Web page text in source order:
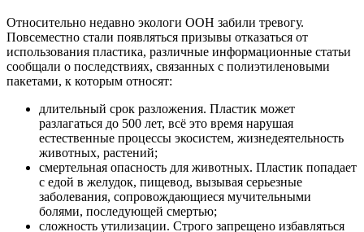
Относительно недавно экологи ООН забили тревогу.
Повсеместно стали появляться призывы отказаться от
использования пластика, различные информационные статьи
сообщали о последствиях, связанных с полиэтиленовыми
пакетами, к которым относят:
длительный срок разложения. Пластик может
разлагаться до 500 лет, всё это время нарушая
естественные процессы экосистем, жизнедеятельность
животных, растений;
смертельная опасность для животных. Пластик попадает
с едой в желудок, пищевод, вызывая серьезные
заболевания, сопровождающиеся мучительными
болями, последующей смертью;
сложность утилизации. Строго запрещено избавляться